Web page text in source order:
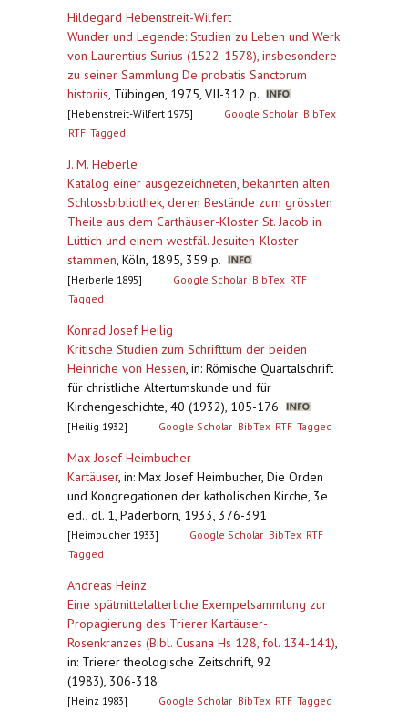
Hildegard Hebenstreit-Wilfert
Wunder und Legende: Studien zu Leben und Werk
von Laurentius Surius (1522-1578), insbesondere
zu seiner Sammlung De probatis Sanctorum
historiis, Tübingen, 1975, VII-312 p.
[Hebenstreit-Wilfert 1975] Google Scholar BibTex
RTF Tagged
J. M. Heberle
Katalog einer ausgezeichneten, bekannten alten
Schlossbibliothek, deren Bestände zum grössten
Theile aus dem Carthäuser-Kloster St. Jacob in
Lüttich und einem westfäl. Jesuiten-Kloster
stammen, Köln, 1895, 359 p.
[Herberle 1895] Google Scholar BibTex RTF
Tagged
Konrad Josef Heilig
Kritische Studien zum Schrifttum der beiden
Heinriche von Hessen, in: Römische Quartalschrift
für christliche Altertumskunde und für
Kirchengeschichte, 40 (1932), 105-176
[Heilig 1932] Google Scholar BibTex RTF Tagged
Max Josef Heimbucher
Kartäuser, in: Max Josef Heimbucher, Die Orden
und Kongregationen der katholischen Kirche, 3e
ed., dl. 1, Paderborn, 1933, 376-391
[Heimbucher 1933] Google Scholar BibTex RTF
Tagged
Andreas Heinz
Eine spätmittelalterliche Exempelsammlung zur
Propagierung des Trierer Kartäuser-
Rosenkranzes (Bibl. Cusana Hs 128, fol. 134-141),
in: Trierer theologische Zeitschrift, 92
(1983), 306-318
[Heinz 1983] Google Scholar BibTex RTF Tagged